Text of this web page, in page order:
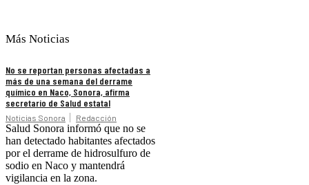
Más Noticias
No se reportan personas afectadas a
más de una semana del derrame
químico en Naco, Sonora, afirma
secretario de Salud estatal
Noticias Sonora Redacción
Salud Sonora informó que no se
han detectado habitantes afectados
por el derrame de hidrosulfuro de
sodio en Naco y mantendrá
vigilancia en la zona.